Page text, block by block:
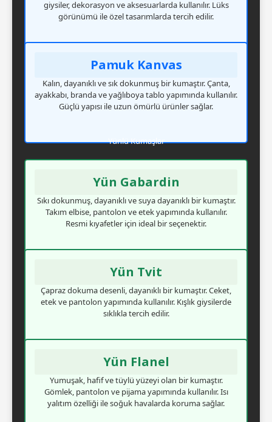
giysiler, dekorasyon ve aksesuarlarda kullanılır. Lüks
görünümü ile özel tasarımlarda tercih edilir.
Pamuk Kanvas
Kalın, dayanıklı ve sık dokunmuş bir kumaştır. Çanta,
ayakkabı, branda ve yağlıboya tablo yapımında kullanılır.
Güçlü yapısı ile uzun ömürlü ürünler sağlar.
Yünlü Kumaşlar
Yün Gabardin
Sıkı dokunmuş, dayanıklı ve suya dayanıklı bir kumaştır.
Takım elbise, pantolon ve etek yapımında kullanılır.
Resmi kıyafetler için ideal bir seçenektir.
Yün Tvit
Çapraz dokuma desenli, dayanıklı bir kumaştır. Ceket,
etek ve pantolon yapımında kullanılır. Kışlık giysilerde
sıklıkla tercih edilir.
Yün Flanel
Yumuşak, hafif ve tüylü yüzeyi olan bir kumaştır.
Gömlek, pantolon ve pijama yapımında kullanılır. Isı
yalıtım özelliği ile soğuk havalarda koruma sağlar.